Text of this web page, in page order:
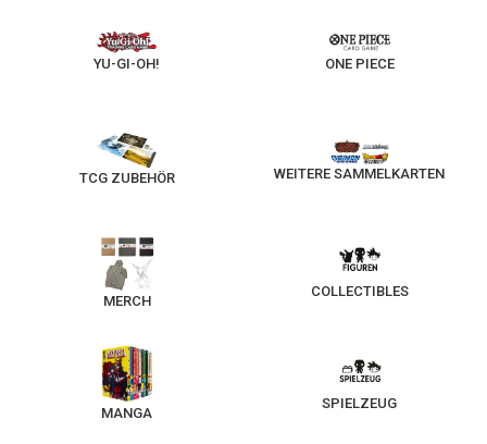
YU-GI-OH! ONE PIECE
TCG ZUBEHÖR WEITERE SAMMELKARTEN
MERCH
COLLECTIBLES
MANGA
SPIELZEUG